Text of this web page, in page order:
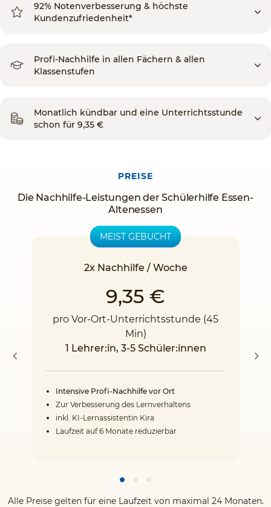
92% Notenverbesserung & höchste
Kundenzufriedenheit*
Profi-Nachhilfe in allen Fächern & allen
Klassenstufen
Monatlich kündbar und eine Unterrichtsstunde
schon für 9,35 €
PREISE
Die Nachhilfe-Leistungen der Schülerhilfe Essen-
Altenessen
MEIST GEBUCHT
2x Nachhilfe / Woche
9,35 €
pro Vor-Ort-Unterrichtsstunde (45
Min)
1 Lehrer:in, 3-5 Schüler:innen
Intensive Profi-Nachhilfe vor Ort
Zur Verbesserung des Lernverhaltens
inkl. KI-Lernassistentin Kira
Laufzeit auf 6 Monate reduzierbar
Alle Preise gelten für eine Laufzeit von maximal 24 Monaten.